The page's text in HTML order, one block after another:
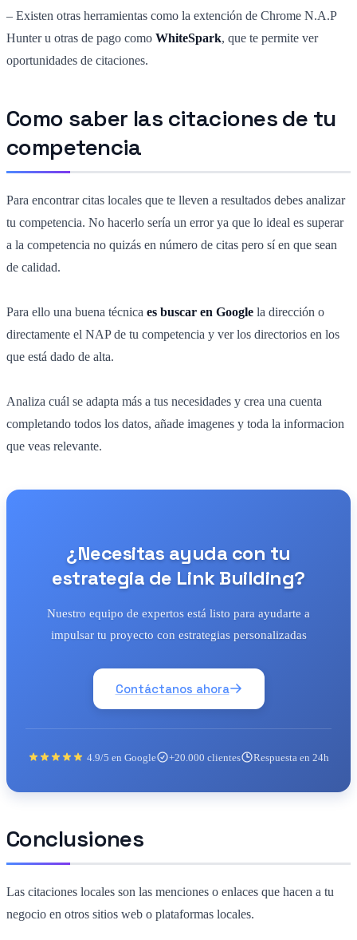
– Existen otras herramientas como la extención de Chrome N.A.P
Hunter u otras de pago como WhiteSpark, que te permite ver
oportunidades de citaciones.
Como saber las citaciones de tu
competencia
Para encontrar citas locales que te lleven a resultados debes analizar
tu competencia. No hacerlo sería un error ya que lo ideal es superar
a la competencia no quizás en número de citas pero sí en que sean
de calidad.
Para ello una buena técnica es buscar en Google la dirección o
directamente el NAP de tu competencia y ver los directorios en los
que está dado de alta.
Analiza cuál se adapta más a tus necesidades y crea una cuenta
completando todos los datos, añade imagenes y toda la informacion
que veas relevante.
¿Necesitas ayuda con tu
estrategia de Link Building?
Nuestro equipo de expertos está listo para ayudarte a
impulsar tu proyecto con estrategias personalizadas
Contáctanos ahora
4.9/5 en Google +20.000 clientes Respuesta en 24h
Conclusiones
Las citaciones locales son las menciones o enlaces que hacen a tu
negocio en otros sitios web o plataformas locales.